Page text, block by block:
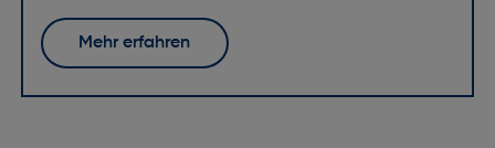
Mehr erfahren